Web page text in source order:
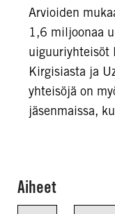
Arvioiden
1,6 miljoonaa
uiguuriyhteisöt
Kirgisiasta ja
yhteisöjä on
jäsenmaissa,
Aiheet